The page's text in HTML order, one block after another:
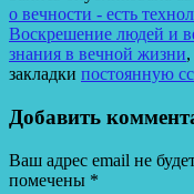
о вечности - есть
Воскрешение людей и
знания в вечной жизни,
закладки постоянную
Добавить
Ваш адрес email не
помечены *